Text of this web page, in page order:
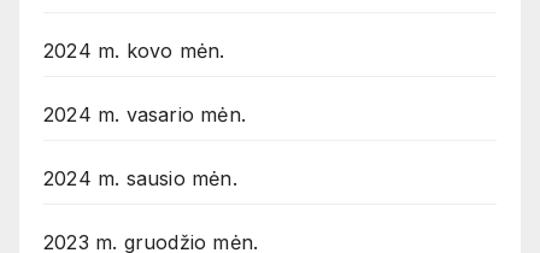
2024 m. kovo mėn.
2024 m. vasario mėn.
2024 m. sausio mėn.
2023 m. gruodžio mėn.